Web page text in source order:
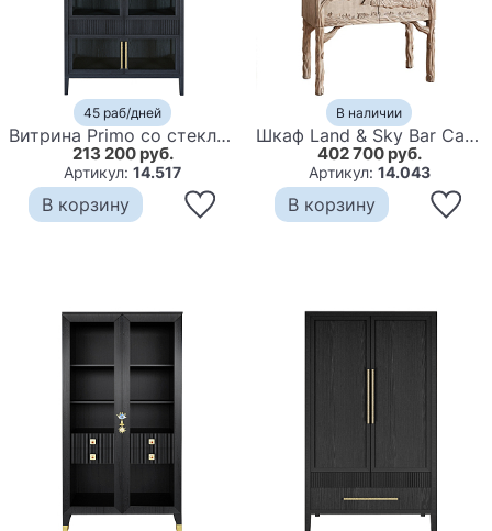
45 раб/дней
Витрина Primo со стеклянными фасадами и 2 ящиками Черный дуб
213 200 руб.
Артикул:14.517
В корзину
В наличии
Шкаф Land & Sky Bar Cabinet
402 700 руб.
Артикул: 14.043
В корзину